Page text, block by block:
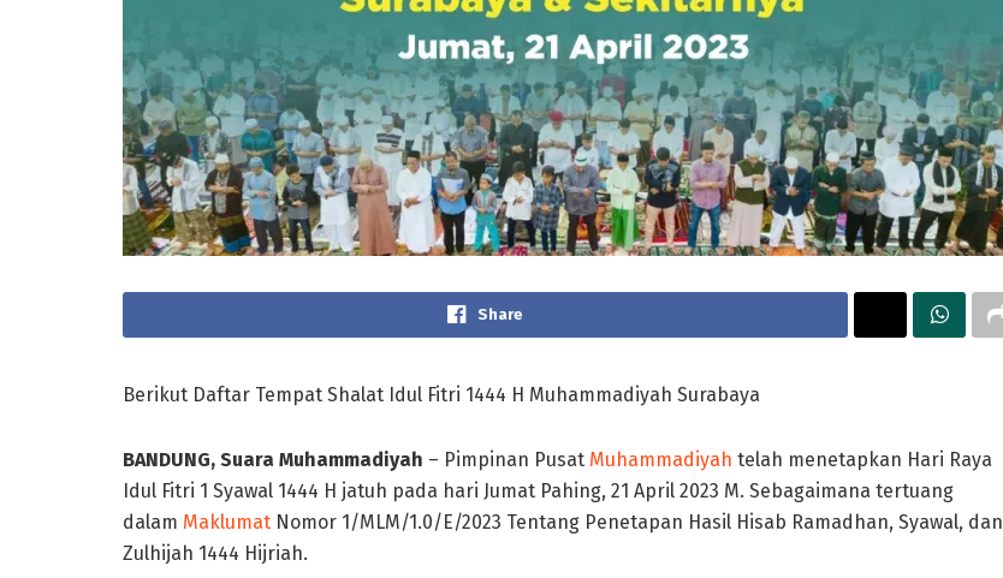
Share
Berikut Daftar Tempat Shalat Idul Fitri 1444 H Muhammadiyah Surabaya
BANDUNG, Suara Muhammadiyah – Pimpinan Pusat Muhammadiyah telah menetapkan Hari Raya
Idul Fitri 1 Syawal 1444 H jatuh pada hari Jumat Pahing, 21 April 2023 M. Sebagaimana tertuang
dalam Maklumat Nomor 1/MLM/1.0/E/2023 Tentang Penetapan Hasil Hisab Ramadhan, Syawal, dan
Zulhijah 1444 Hijriah.